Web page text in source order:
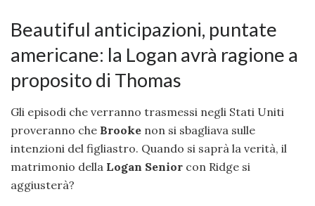
Beautiful anticipazioni, puntate
americane: la Logan avrà ragione a
proposito di Thomas
Gli episodi che verranno trasmessi negli Stati Uniti
proveranno che Brooke non si sbagliava sulle
intenzioni del figliastro. Quando si saprà la verità, il
matrimonio della Logan Senior con Ridge si
aggiusterà?